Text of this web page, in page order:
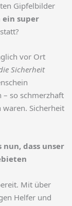
Gipfelbilder
ein super
vor Ort
Sicherheit
– so schmerzhaft
Sicherheit
dass unser
Mit über
Helfer und